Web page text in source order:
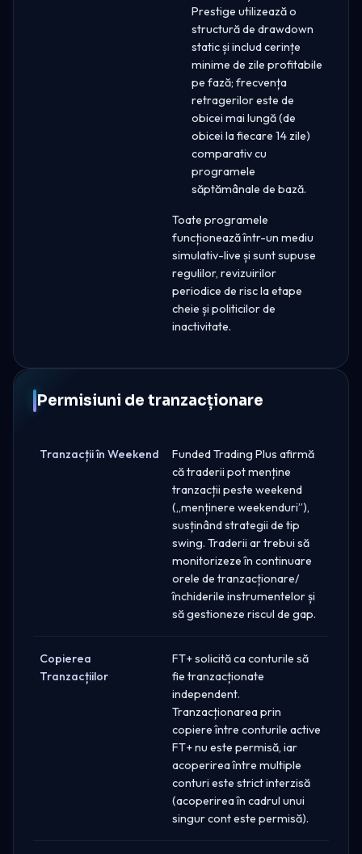
Prestige utilizează o
structură de drawdown
static și includ cerințe
minime de zile profitabile
pe fază; frecvența
retragerilor este de
obicei mai lungă (de
obicei la fiecare 14 zile)
comparativ cu
programele
săptămânale de bază.
Toate programele
funcționează într-un mediu
simulativ-live și sunt supuse
regulilor, revizuirilor
periodice de risc la etape
cheie și politicilor de
inactivitate.
Permisiuni de tranzacționare
Tranzacții în Weekend
Funded Trading Plus afirmă
că traderii pot menține
tranzacții peste weekend
(„menținere weekenduri”),
susținând strategii de tip
swing. Traderii ar trebui să
monitorizeze în continuare
orele de tranzacționare/
închiderile instrumentelor și
să gestioneze riscul de gap.
Copierea
Tranzacțiilor
FT+ solicită ca conturile să
fie tranzacționate
independent.
Tranzacționarea prin
copiere între conturile active
FT+ nu este permisă, iar
acoperirea între multiple
conturi este strict interzisă
(acoperirea în cadrul unui
singur cont este permisă).